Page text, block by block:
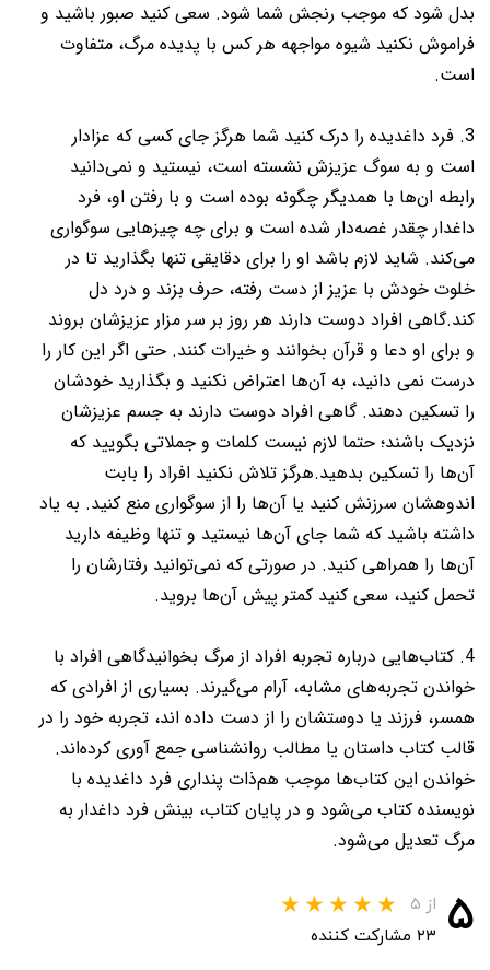
بدل شود که موجب رنجش شما شود. سعی کنید صبور باشید و
فراموش نکنید شیوه مواجهه هر کس با پدیده مرگ، متفاوت
است.
3. فرد داغدیده را درک کنید شما هرگز جای کسی که عزادار
است و به سوگ عزیزش نشسته است، نیستید و نمی‌دانید
رابطه ان‌ها با همدیگر چگونه بوده است و با رفتن او، فرد
داغدار چقدر غصه‌دار شده است و برای چه چیزهایی سوگواری
می‌کند. شاید لازم باشد او را برای دقایقی تنها بگذارید تا در
خلوت خودش با عزیز از دست رفته، حرف بزند و درد دل
کند.گاهی افراد دوست دارند هر روز بر سر مزار عزیزشان بروند
و برای او دعا و قرآن بخوانند و خیرات کنند. حتی اگر این کار را
درست نمی دانید، به آن‌ها اعتراض نکنید و بگذارید خودشان
را تسکین دهند. گاهی افراد دوست دارند به جسم عزیزشان
نزدیک باشند؛ حتما لازم نیست کلمات و جملاتی بگویید که
آن‌ها را تسکین بدهید.هرگز تلاش نکنید افراد را بابت
اندوهشان سرزنش کنید یا آن‌ها را از سوگواری منع کنید. به یاد
داشته باشید که شما جای آن‌ها نیستید و تنها وظیفه دارید
آن‌ها را همراهی کنید. در صورتی که نمی‌توانید رفتارشان را
تحمل کنید، سعی کنید کمتر پیش آن‌ها بروید.
4. کتاب‌هایی درباره تجربه افراد از مرگ بخوانیدگاهی افراد با
خواندن تجربه‌های مشابه، آرام می‌گیرند. بسیاری از افرادی که
همسر، فرزند یا دوستشان را از دست داده اند، تجربه خود را در
قالب کتاب داستان یا مطالب روانشناسی جمع آوری کرده‌اند.
خواندن این کتاب‌ها موجب هم‌ذات پنداری فرد داغدیده با
نویسنده کتاب می‌شود و در پایان کتاب، بینش فرد داغدار به
مرگ تعدیل می‌شود.
۵ از ۵
۲۳ مشارکت کننده